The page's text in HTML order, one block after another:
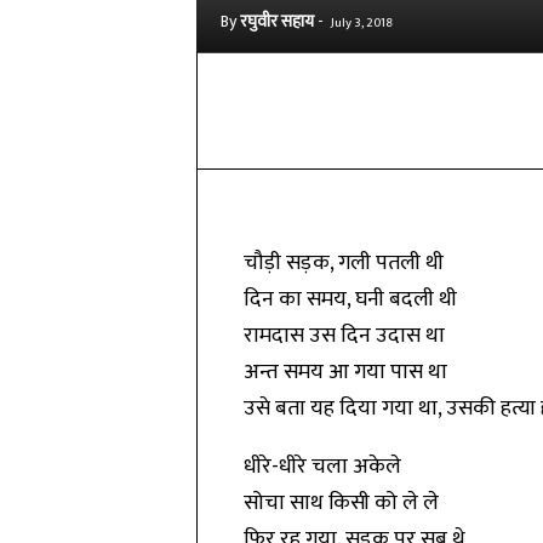
Byरघुवीर सहाय- July 3, 2018
चौड़ी सड़क, गली पतली थी
दिन का समय, घनी बदली थी
रामदास उस दिन उदास था
अन्त समय आ गया पास था
उसे बता यह दिया गया था, उसकी हत्या
धीरे-धीरे चला अकेले
सोचा साथ किसी को ले ले